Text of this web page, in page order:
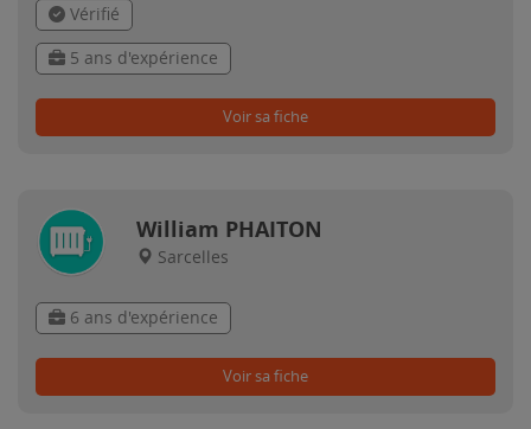
Vérifié
5 ans d'expérience
Voir sa fiche
William PHAITON
Sarcelles
6 ans d'expérience
Voir sa fiche